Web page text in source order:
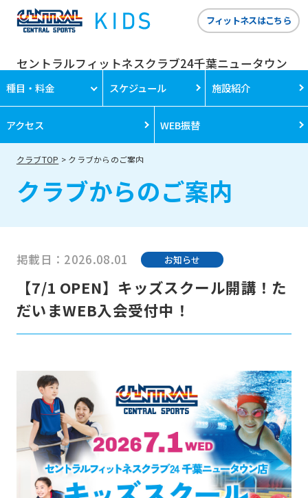
セントラルフィットネスクラブ24千葉ニュータウン
フィットネスはこちら
種目・料金 スケジュール 施設紹介
アクセス WEB振替
クラブTOP クラブからのご案内
クラブからのご案内
掲載日：2026.08.01 お知らせ
【7/1 OPEN】キッズスクール開講！た
だいまWEB入会受付中！